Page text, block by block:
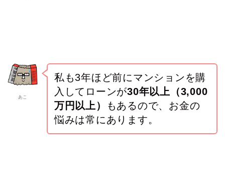
あこ
私も3年ほど前にマンションを購
入してローンが30年以上（3,000
万円以上）
もあるので、お金の
悩みは常にあります。